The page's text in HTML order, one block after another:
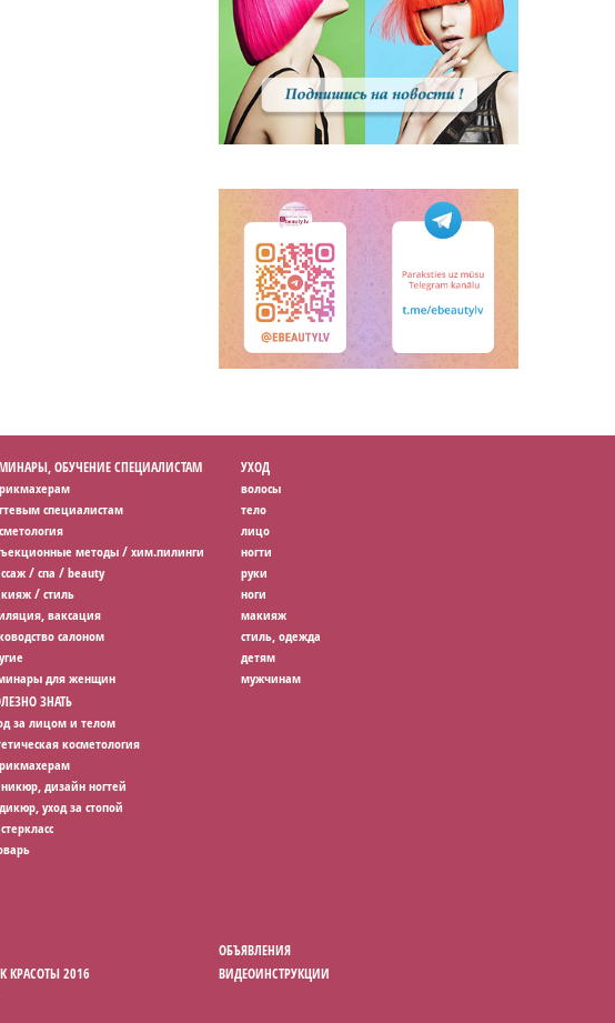
ОБУЧЕНИЕ СПЕЦИАЛИСТАМ
специалистам
методы / хим.пилинги
/ спа / beauty
/ стиль
ваксация
салоном
для женщин
УХОД
волосы
тело
лицо
ногти
руки
ноги
макияж
стиль, одежда
детям
мужчинам
ЗНАТЬ
за лицом и телом
косметология
дизайн ногтей
уход за стопой
КРАСОТЫ 2016
ОБЪЯВЛЕНИЯ
ВИДЕОИНСТРУКЦИИ